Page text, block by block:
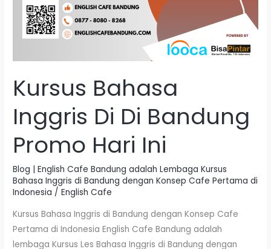
Kursus Bahasa
Inggris Di Di Bandung
Promo Hari Ini
Blog | English Cafe Bandung adalah Lembaga Kursus
Bahasa Inggris di Bandung dengan Konsep Cafe Pertama di
Indonesia /English Cafe
Kursus Bahasa Inggris di Bandung dengan Konsep Cafe
Pertama di Indonesia English Cafe Bandung adalah
lembaga Kursus Les Bahasa Inggris di Bandung dengan